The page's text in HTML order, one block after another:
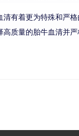
有着更为特殊和严
质量的胎牛血清并